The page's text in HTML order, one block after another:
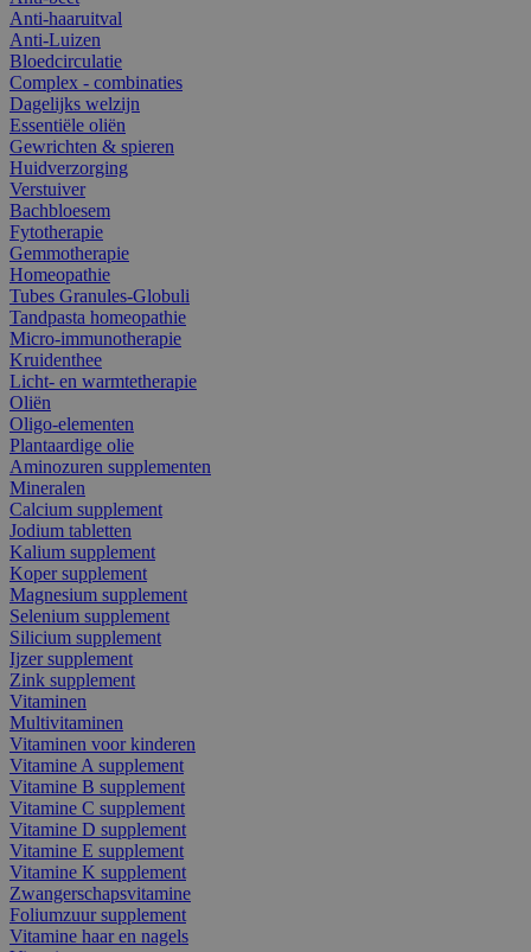
Anti-haaruitval
Anti-Luizen
Bloedcirculatie
Complex - combinaties
Dagelijks welzijn
Essentiële oliën
Gewrichten & spieren
Huidverzorging
Verstuiver
Bachbloesem
Fytotherapie
Gemmotherapie
Homeopathie
Tubes Granules-Globuli
Tandpasta homeopathie
Micro-immunotherapie
Kruidenthee
Licht- en warmtetherapie
Oliën
Oligo-elementen
Plantaardige olie
Aminozuren supplementen
Mineralen
Calcium supplement
Jodium tabletten
Kalium supplement
Koper supplement
Magnesium supplement
Selenium supplement
Silicium supplement
Ijzer supplement
Zink supplement
Vitaminen
Multivitaminen
Vitaminen voor kinderen
Vitamine A supplement
Vitamine B supplement
Vitamine C supplement
Vitamine D supplement
Vitamine E supplement
Vitamine K supplement
Zwangerschapsvitamine
Foliumzuur supplement
Vitamine haar en nagels